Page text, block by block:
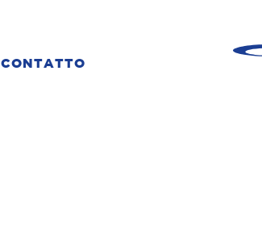
CONTATTO